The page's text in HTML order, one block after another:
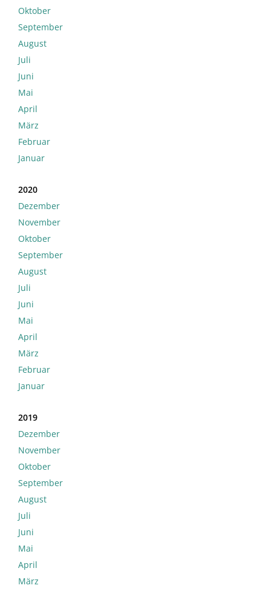
Oktober
September
August
Juli
Juni
Mai
April
März
Februar
Januar
2020
Dezember
November
Oktober
September
August
Juli
Juni
Mai
April
März
Februar
Januar
2019
Dezember
November
Oktober
September
August
Juli
Juni
Mai
April
März